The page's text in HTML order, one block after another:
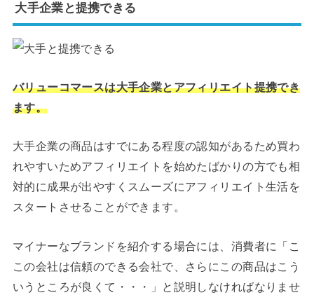
大手企業と提携できる
バリューコマースは大手企業とアフィリエイト提携でき
ます。
大手企業の商品はすでにある程度の認知があるため買わ
れやすいためアフィリエイトを始めたばかりの方でも相
対的に成果が出やすくスムーズにアフィリエイト生活を
スタートさせることができます。
マイナーなブランドを紹介する場合には、消費者に「こ
この会社は信頼のできる会社で、さらにこの商品はこう
いうところが良くて・・・」と説明しなければなりませ